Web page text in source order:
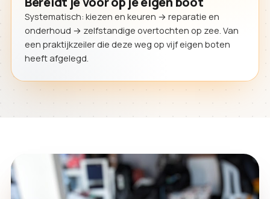
Systematisch: kiezen en keuren → reparatie en
onderhoud → zelfstandige overtochten op zee. Van
een praktijkzeiler die deze weg op vijf eigen boten
heeft afgelegd.